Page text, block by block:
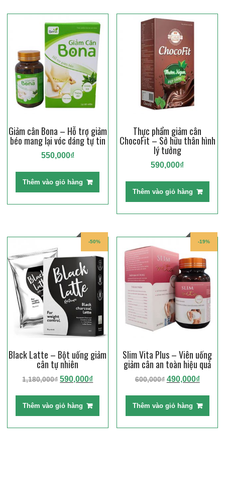
Giảm cân Bona – Hỗ trợ giảm
béo mang lại vóc dáng tự tin
550,000₫
Thêm vào giỏ hàng
Thực phẩm giảm cân
ChocoFit – Sở hữu thân hình
lý tưởng
590,000₫
Thêm vào giỏ hàng
-50%
Black Latte – Bột uống giảm
cân tự nhiên
1,180,000₫ Giá
1,180,000₫.
590,000₫Giá
Thêm vào giỏ hàng
-19%
Slim Vita Plus – Viên uống
giảm cân an toàn hiệu quả
600,000₫ Giá
600,000₫.
490,000₫Giá
là:
Thêm vào giỏ hàng